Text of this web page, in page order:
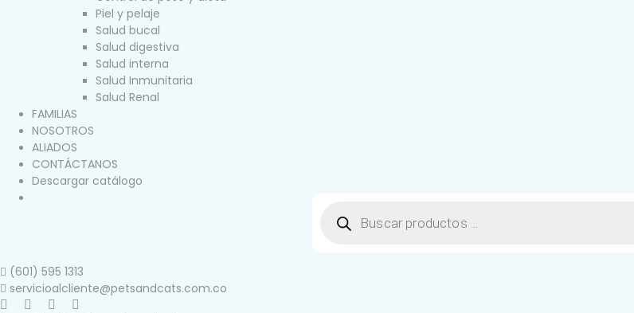
Piel y pelaje
Salud bucal
Salud digestiva
Salud interna
Salud Inmunitaria
Salud Renal
FAMILIAS
NOSOTROS
ALIADOS
CONTÁCTANOS
Descargar catálogo
(601) 595 1313
servicioalcliente@petsandcats.com.co